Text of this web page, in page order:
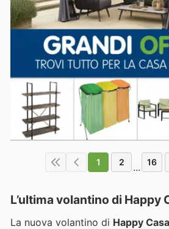
1 2 ... 16
L’ultima volantino di Happy
La nuova volantino di Happy